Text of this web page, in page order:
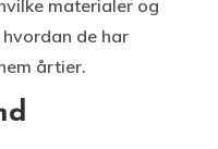
materialer og
de har
årtier.